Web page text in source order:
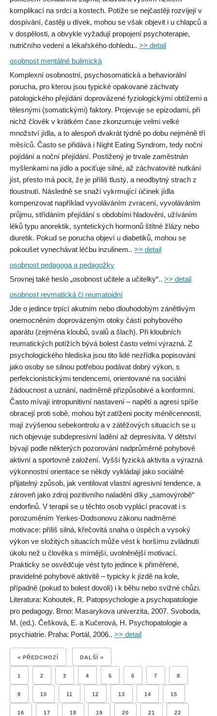
komplikací na srdci a kostech. Potíže se nejčastěji rozvíjejí v
dospívání, častěji u dívek, mohou se však objevit i u chlapců a
v dospělosti, a obvykle vyžadují propojení psychoterapie,
nutričního vedení a lékařského dohledu.. >> detail
osobnost mentálně bulimická
Komplexní osobnostní, psychosomatická a behaviorální
porucha, pro kterou jsou typické opakované záchvaty
patologického přejídání doprovázené fyziologickými obtížemi a
tělesnými (somatickými) faktory. Projevuje se epizodami, při
nichž člověk v krátkém čase zkonzumuje velmi velké
množství jídla, a to alespoň dvakrát týdně po dobu nejméně tří
měsíců. Často se přidává i Night Eating Syndrom, tedy noční
pojídání a noční přejídání. Postižený je trvale zaměstnán
myšlenkami na jídlo a pociťuje silné, až záchvatovité nutkání
jíst, přesto má pocit, že je příliš tlustý, a neodbytný strach z
tloustnutí. Následně se snaží vykrmující účinek jídla
kompenzovat například vyvoláváním zvracení, vyvoláváním
průjmu, střídáním přejídání s obdobími hladovění, užíváním
léků typu anorektik, syntetických hormonů štítné žlázy nebo
diuretik. Pokud se porucha objeví u diabetiků, mohou se
pokoušet vynechávat léčbu inzulinem.. >> detail
osobnost pedagoga a pedagožky
Srovnej také heslo „osobnost učitele a učitelky“.. >> detail
osobnost revmatická či reumatoidní
Jde o jedince trpící akutním nebo dlouhodobým zánětlivým
onemocněním doprovázeným otoky částí pohybového
aparátu (zejména kloubů, svalů a šlach). Při kloubních
reumatických potížích bývá bolest často velmi výrazná. Z
psychologického hlediska jsou tito lidé nezřídka popisováni
jako osoby se silnou potřebou podávat dobrý výkon, s
perfekcionistickými tendencemi, orientované na sociální
žádoucnost a uznání, nadměrně přizpůsobivé a konformní.
Často mívají intropunitivní nastavení – napětí a agresi spíše
obracejí proti sobě, mohou být zatíženi pocity méněcennosti,
mají zvýšenou sebekontrolu a v zátěžových situacích se u
nich objevuje subdepresivní ladění až depresivita. V dětství
bývají podle některých pozorování nadprůměrně pohybově
aktivní a sportovně založení. Vyšší fyzická aktivita a výrazná
výkonnostní orientace se někdy vykládají jako sociálně
přijatelný způsob, jak ventilovat vlastní agresivní tendence, a
zároveň jako zdroj pozitivního naladění díky „samovýrobě“
endorfinů. V terapii se u těchto osob vyplácí pracovat i s
porozuměním Yerkes-Dodsonovu zákonu nadměrné
motivace: příliš silná, křečovitá snaha o úspěch a vysoký
výkon ve složitých situacích může vést k horšímu zvládnutí
úkolu než u člověka s mírnější, uvolněnější motivací.
Prakticky se osvědčuje vést tyto jedince k přiměřené,
pravidelné pohybové aktivitě – typicky k jízdě na kole,
případně (pokud to bolest dovolí) i k běhu nebo svižné chůzi.
Literatura: Kohoutek, R. Patopsychologie a psychopatologie
pro pedagogy. Brno: Masarykova univerzita, 2007. Svoboda,
M. (ed.). Češková, E. a Kučerová, H. Psychopatologie a
psychiatrie. Praha: Portál, 2006.. >> detail
< PŘEDCHOZÍ DALŠÍ >
1 2 3 4 5 6 7 8
9 10 11 12 13 14 15
16 17 18 19 20 21 22